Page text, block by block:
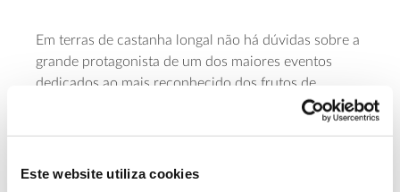
Este website utiliza cookies
Em terras de castanha longal não há dúvidas sobre a
grande protagonista de um dos maiores eventos
dedicados ao mais reconhecido dos frutos de
outono. O “maior assador de castanhas do mundo” é
uma das atrações, mas não faltam outros sabores da
desporto.